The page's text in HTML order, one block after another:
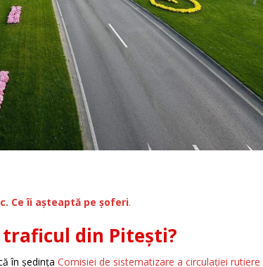
Ce îi așteaptă pe șoferi.
traficul din Pitești?
în ședința Comisiei de sistematizare a circulației rutiere